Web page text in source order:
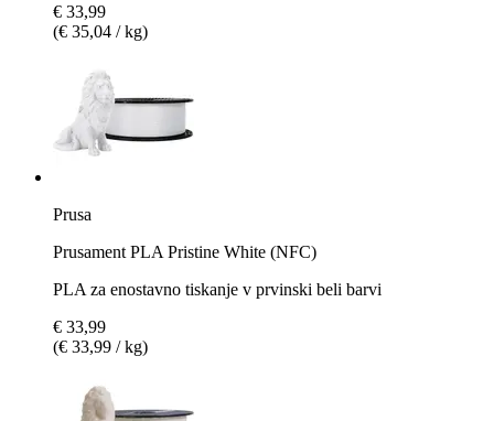
€ 33,99
(€ 35,04 / kg)
Prusa
Prusament PLA Pristine White (NFC)
PLA za enostavno tiskanje v prvinski beli barvi
€ 33,99
(€ 33,99 / kg)